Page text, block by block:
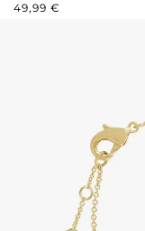
REGULÄRER
49,99 €